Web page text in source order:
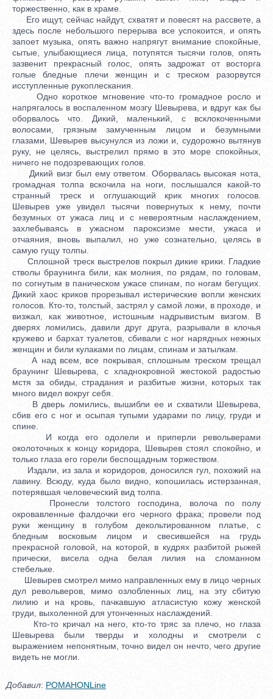
торжественно, как в храме.
Его ищут, сейчас найдут, схватят и повесят на рассвете, а
здесь после небольшого перерыва все успокоится, и опять
запоет музыка, опять важно напрягут внимание спокойные,
сытые, улыбающиеся лица, потупятся тысячи голов, опять
зазвенит прекрасный голос, опять задрожат от восторга
голые бледные плечи женщин и с треском разорвутся
исступленные рукоплескания.
Одно короткое мгновение что-то громадное росло и
напрягалось в воспаленном мозгу Шевырева, и вдруг как бы
оборвалось что. Дикий, маленький, с всклокоченными
волосами, грязным замученным лицом и безумными
глазами, Шевырев высунулся из ложи и, судорожно вытянув
руку, не целясь, выстрелил прямо в это море спокойных,
ничего не подозревающих голов.
Дикий визг был ему ответом. Оборвалась высокая нота,
громадная толпа вскочила на ноги, послышался какой-то
странный треск и оглушающий крик многих голосов.
Шевырев уже увидел тысячи повернутых к нему, почти
безумных от ужаса лиц и с невероятным наслаждением,
захлебываясь в ужасном пароксизме мести, ужаса и
отчаяния, вновь выпалил, но уже сознательно, целясь в
самую гущу толпы.
Сплошной треск выстрелов покрыл дикие крики. Гладкие
стволы браунинга били, как молния, по рядам, по головам,
по согнутым в паническом ужасе спинам, по ногам бегущих.
Дикий хаос криков прорезывал истерические вопли женских
голосов. Кто-то, толстый, застрял у самой ложи, в проходе, и
визжал, как животное, истошным надрывистым визгом. В
дверях ломились, давили друг друга, разрывали в клочья
кружево и бархат туалетов, сбивали с ног нарядных нежных
женщин и били кулаками по лицам, спинам и затылкам.
А над всем, все покрывая, сплошным треском трещал
браунинг Шевырева, с хладнокровной жестокой радостью
мстя за обиды, страдания и разбитые жизни, которых так
много видел вокруг себя.
В дверь ломились, вышибли ее и схватили Шевырева,
сбив его с ног и осыпая тупыми ударами по лицу, груди и
спине.
И когда его одолели и приперли револьверами
околоточных к концу коридора, Шевырев стоял спокойно, и
только глаза его горели беспощадным торжеством.
Издали, из зала и коридоров, доносился гул, похожий на
лавину. Всюду, куда было видно, копошилась истерзанная,
потерявшая человеческий вид толпа.
Пронесли толстого господина, волоча по полу
окровавленные фалдочки его черного фрака; провели под
руки женщину в голубом декольтированном платье, с
бледным восковым лицом и свесившейся на грудь
прекрасной головой, на которой, в кудрях разбитой рыжей
прически, висела одна белая лилия на сломанном
стебельке.
Шевырев смотрел мимо направленных ему в лицо черных
дул револьверов, мимо озлобленных лиц, на эту сбитую
лилию и на кровь, пачкавшую атласистую кожу женской
груди, выхоленной для утонченных наслаждений.
Кто-то кричал на него, кто-то тряс за плечо, но глаза
Шевырева были тверды и холодны и смотрели с
выражением непонятным, точно видел он нечто, чего другие
видеть не могли.
Добавил: POMAHONLine